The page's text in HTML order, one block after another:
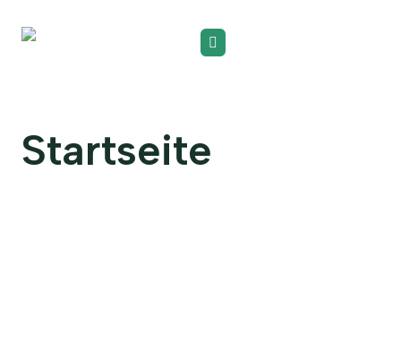
Startseite